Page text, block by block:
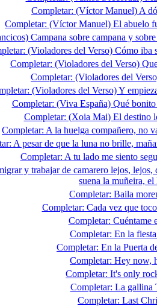
Completar: (Víctor Manuel) A
Completar: (Víctor Manuel) El abuelo
Campana sobre campana y
(Violadores del Verso) Cómo iba
Completar: (Violadores del Verso)
Completar: (Violadores del
(Violadores del Verso) Y
Completar: (Viva España) Qué
Completar: (Xoia Mai) El destino
Completar: A la huelga compañero, no
A pesar de que la luna no brille,
Completar: A tu lado me siento
y trabajar de camarero lejos,
suena la muñeira, el
Completar: Baila
Completar: Cada vez que
Completar: Cuéntame
Completar: En la
Completar: En la Puerta
Completar: Hey now,
Completar: It's only
Completar: La gallina
Completar: Last